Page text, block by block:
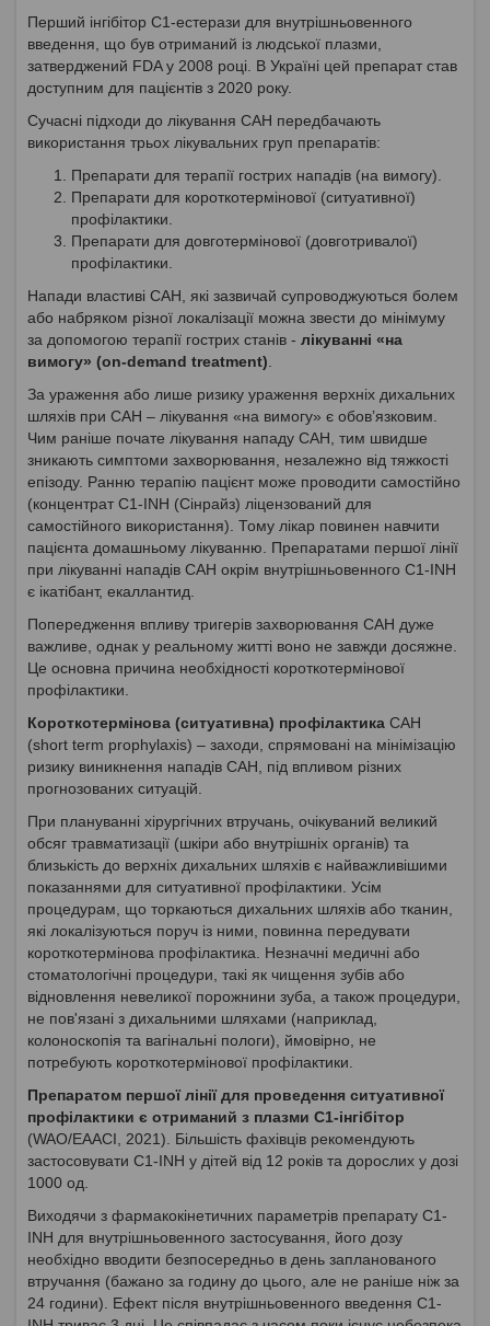
Перший інгібітор C1-естерази для внутрішньовенного
введення, що був отриманий із людської плазми,
затверджений FDA у 2008 році. В Україні цей препарат став
доступним для пацієнтів з 2020 року.
Сучасні підходи до лікування САН передбачають
використання трьох лікувальних груп препаратів:
Препарати для терапії гострих нападів (на вимогу).
Препарати для короткотермінової (ситуативної)
профілактики.
Препарати для довготермінової (довготривалої)
профілактики.
Напади властиві САН, які зазвичай супроводжуються болем
або набряком різної локалізації можна звести до мінімуму
за допомогою терапії гострих станів - лікуванні «на
вимогу» (оn-demand treatment)
За ураження або лише ризику ураження верхніх дихальних
шляхів при САН – лікування «на вимогу» є обов’язковим.
Чим раніше почате лікування нападу САН, тим швидше
зникають симптоми захворювання, незалежно від тяжкості
епізоду. Ранню терапію пацієнт може проводити самостійно
(концентрат C1-INH (Сінрайз) ліцензований для
самостійного використання). Тому лікар повинен навчити
пацієнта домашньому лікуванню. Препаратами першої лінії
при лікуванні нападів САН окрім внутрішньовенного C1-INH
є ікатібант, екаллантид.
Попередження впливу тригерів захворювання САН дуже
важливе, однак у реальному житті воно не завжди досяжне.
Це основна причина необхідності короткотермінової
профілактики.
Короткотермінова (ситуативна) профілактика САН
(short term prophylaxis) – заходи, спрямовані на мінімізацію
ризику виникнення нападів САН, під впливом різних
прогнозованих ситуацій.
При плануванні хірургічних втручань, очікуваний великий
обсяг травматизації (шкіри або внутрішніх органів) та
близькість до верхніх дихальних шляхів є найважливішими
показаннями для ситуативної профілактики. Усім
процедурам, що торкаються дихальних шляхів або тканин,
які локалізуються поруч із ними, повинна передувати
короткотермінова профілактика. Незначні медичні або
стоматологічні процедури, такі як чищення зубів або
відновлення невеликої порожнини зуба, а також процедури,
не пов'язані з дихальними шляхами (наприклад,
колоноскопія та вагінальні пологи), ймовірно, не
потребують короткотермінової профілактики.
Препаратом першої лінії для проведення ситуативної
профілактики є отриманий з плазми C1-інгібітор
(WAO/EAACI, 2021). Більшість фахівців рекомендують
застосовувати C1-INH у дітей від 12 років та дорослих у дозі
1000 од.
Виходячи з фармакокінетичних параметрів препарату C1-
INH для внутрішньовенного застосування, його дозу
необхідно вводити безпосередньо в день запланованого
втручання (бажано за годину до цього, але не раніше ніж за
24 години). Ефект після внутрішньовенного введення C1-